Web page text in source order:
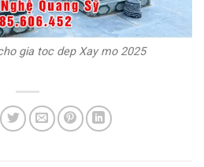
gia toc dep Xay mo 2025